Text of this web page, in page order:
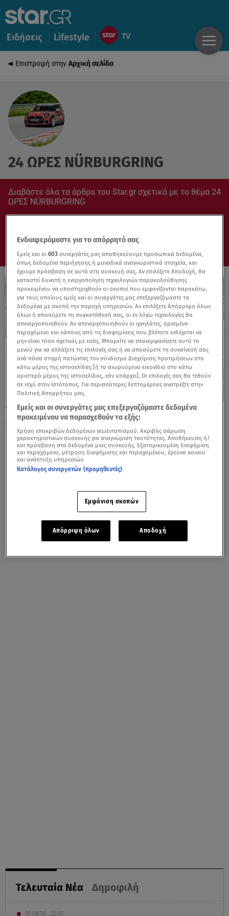
Ειδήσεις Lifestyle
Επιστροφή στην Αρχική σελίδα
24 ΩΡΕΣ NÜRBURGRING
Διαβάστε όλα τα άρθρα του Star.gr σχετικά με το θέμα 24
ΩΡΕΣ NÜRBURGRING
25.05.24, 18:00
MINI John Cooper Works: Ντεμπούτο στις
24 Ώρες του Nürburgring
Τελευταία Νέα Δημοφιλή
10.08.26 , 22:07
Ενδιαφερόμαστε για το απόρρητό σας
Εμείς και οι603 συνεργάτες μας αποθηκεύουμε προσωπικά δεδομένα,
όπως δεδομένα περιήγησης ή μοναδικά αναγνωριστικά στοιχεία, και
έχουμε πρόσβαση σε αυτά στη συσκευή σας. Αν επιλέξετε Αποδοχή, θα
καταστεί δυνατή η ενεργοποίηση τεχνολογιών παρακολούθησης
προκειμένου να υποστηριχθούν οι σκοποί που εμφανίζονται παρακάτω,
για τους οποίους εμείς και οι συνεργάτες μας επεξεργαζόμαστε τα
δεδομένα με σκοπό την παροχή υπηρεσιών. Αν επιλέξετε Απόρριψη όλων
όλων ή αποσύρετε τη συγκατάθεσή σας, οι εν λόγω τεχνολογίες θα
απενεργοποιηθούν. Αν απενεργοποιηθούν οι ιχνηλάτες, ορισμένο
περιεχόμενο και κάποιες από τις διαφημίσεις που βλέπετε ενδέχεται να
μην είναι τόσο σχετικές με εσάς. Μπορείτε να επανεμφανίσετε αυτό το
μενού για να αλλάξετε τις επιλογές σας ή να αποσύρετε τη συναίνεσή σας
ανά πάσα στιγμή πατώντας τον σύνδεσμο Διαχείριση προτιμήσεων στο
κάτω μέρος της ιστοσελίδας [ή το αιωρούμενο εικονίδιο στο κάτω
αριστερό μέρος της ιστοσελίδας, εάν υπάρχει]. Οι επιλογές σας θα τεθούν
σε ισχύ στον Ιστότοπος. Για περισσότερες λεπτομέρειες ανατρέξτε στην
Πολιτική Απορρήτου μας.
Εμείς και οι συνεργάτες μας επεξεργαζόμαστε δεδομένα
προκειμένου να παρασχεθούν τα εξής:
Χρήση επακριβών δεδομένων γεωεντοπισμού. Ακριβής σάρωση
χαρακτηριστικών συσκευής για αναγνώριση ταυτότητας. Αποθήκευση ή/
και πρόσβαση στα δεδομένα μιας συσκευής. Εξατομικευμένη διαφήμιση
και περιεχόμενο, μέτρηση διαφήμισης και περιεχομένου, έρευνα κοινού
και ανάπτυξη υπηρεσιών.
Κατάλογος συνεργατών (προμηθευτές)
Εμφάνιση σκοπών
Απόρριψη όλων Αποδοχή